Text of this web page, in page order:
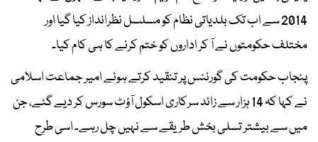
2014 سے اب تک بلدیاتی نظام کو مسلسل نظرانداز کیا گیا اور
مختلف حکومتوں نے آ کر اداروں کو ختم کرنے کا ہی کام کیا۔
پنجاب حکومت کی گورننس پر تنقید کرتے ہوئے امیر جماعت اسلامی
نے کہا کہ 14 ہزار سے زائد سرکاری اسکول آؤٹ سورس کر دیے گئے، جن
میں سے بیشتر تسلی بخش طریقے سے نہیں چل رہے۔ اسی طرح